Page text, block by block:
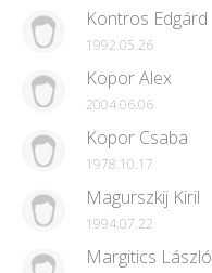
Kontros Edgárd
1992.05.26
Kopor Alex
2004.06.06
Kopor Csaba
1978.10.17
Magurszkij Kiril
1994.07.22
Margitics László